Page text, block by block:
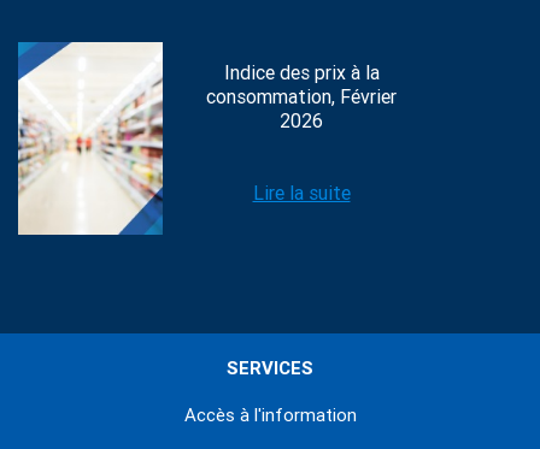
Indice des prix à la
consommation, Février
2026
Lire la suite
SERVICES
Accès à l'information